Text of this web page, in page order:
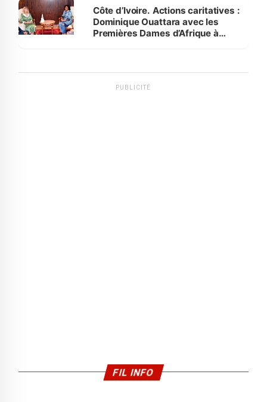
Côte d’Ivoire. Actions caritatives :
Dominique Ouattara avec les
Premières Dames d’Afrique à
PUBLICITÉ
FIL INFO